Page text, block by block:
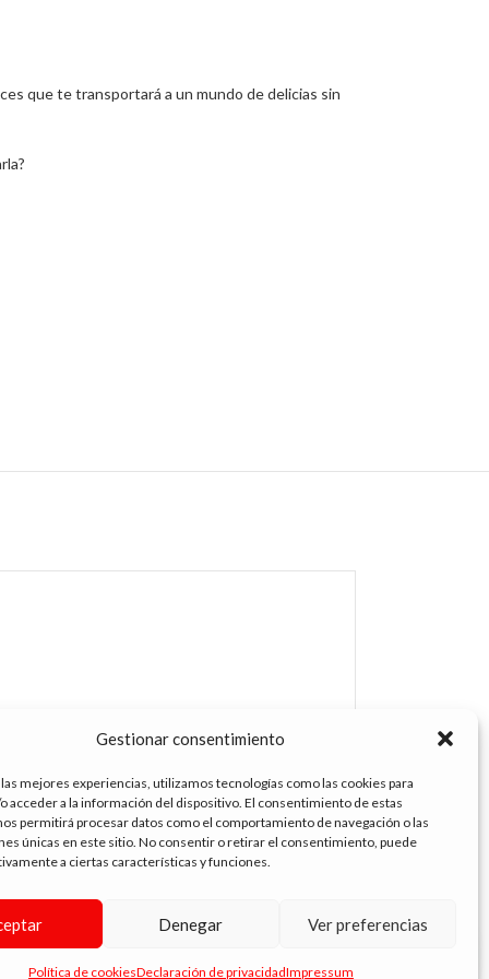
Gestionar consentimiento
mejores experiencias, utilizamos tecnologías como las cookies para
acceder a la información del dispositivo. El consentimiento de estas
permitirá procesar datos como el comportamiento de navegación o las
únicas en este sitio. No consentir o retirar el consentimiento, puede
a ciertas características y funciones.
Denegar Ver preferencias
Política de cookiesDeclaración de privacidadImpressum
que te transportará a un mundo de delicias sin